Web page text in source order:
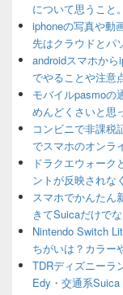
について思うこと
iphoneの写真や動
先はクラウドとパ
androidスマホか
でやることや注意
モバイルpasmoの
めんどくさいと思
コンビニで非課税
でスマホのオンラ
ドラクエウォーク
ントが反映されな
スマホでかんたん
きてSuicaだけで
Nintendo Switch
ちがいは？カラー
TDRディズニーラ
Edy・交通系